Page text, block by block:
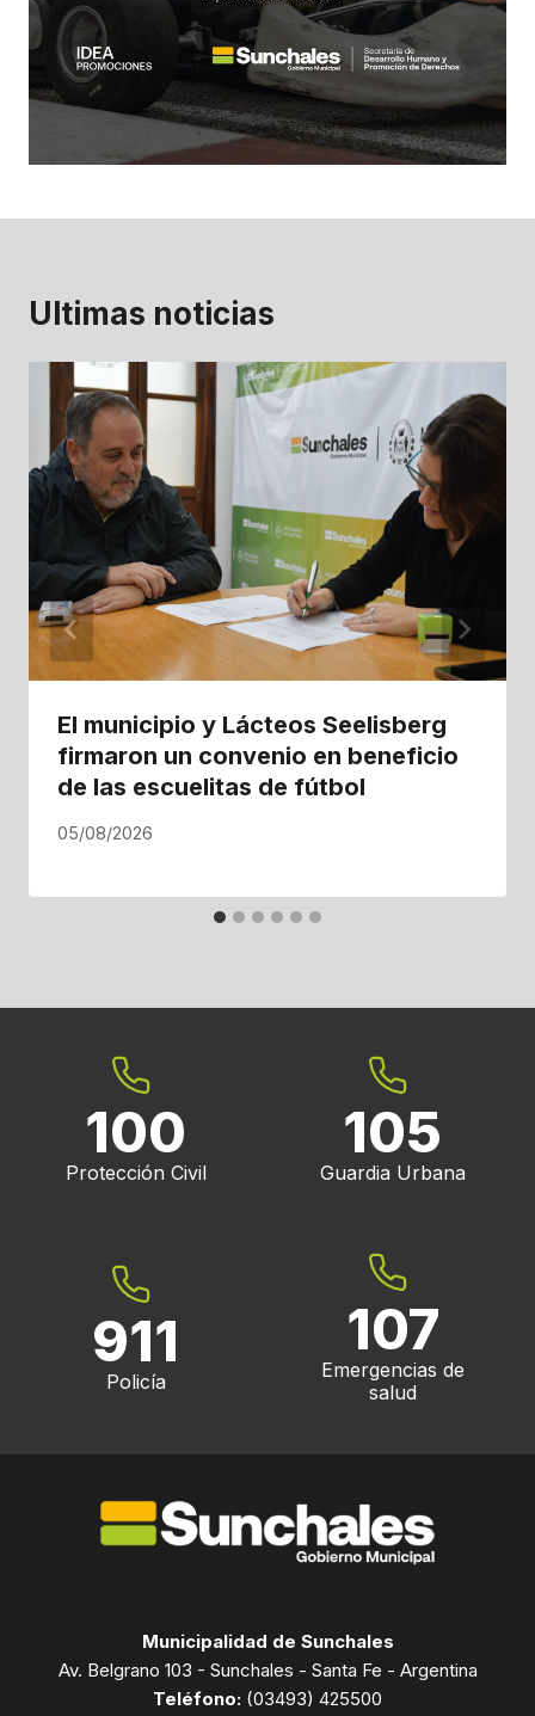
Ultimas noticias
El municipio y Lácteos Seelisberg
firmaron un convenio en beneficio
de las escuelitas de fútbol
05/08/2026
100
Protección Civil
105
Guardia Urbana
911
Policía
107
Emergencias de
salud
Municipalidad de Sunchales
Av. Belgrano 103 - Sunchales - Santa Fe - Argentina
Teléfono: (03493) 425500